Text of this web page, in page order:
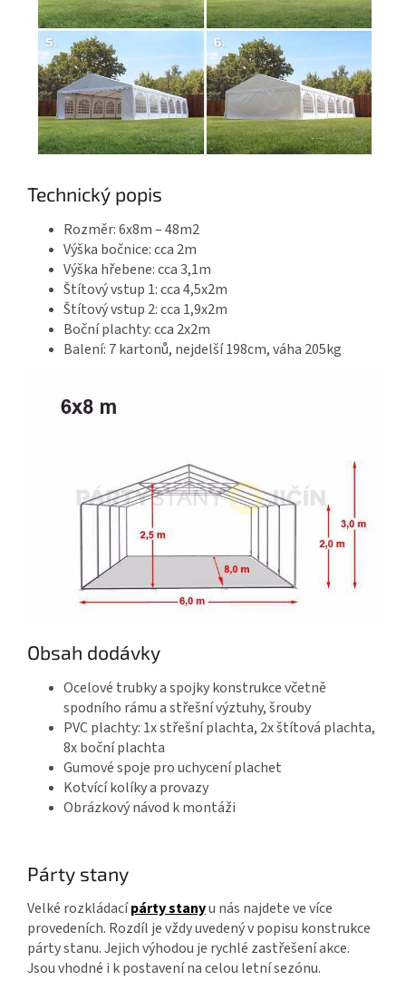
Technický popis
Rozměr: 6x8m – 48m2
Výška bočnice: cca 2m
Výška hřebene: cca 3,1m
Štítový vstup 1: cca 4,5x2m
Štítový vstup 2: cca 1,9x2m
Boční plachty: cca 2x2m
Balení: 7 kartonů, nejdelší 198cm, váha 205kg
Obsah dodávky
Ocelové trubky a spojky konstrukce včetně
spodního rámu a střešní výztuhy, šrouby
PVC plachty: 1x střešní plachta, 2x štítová plachta,
8x boční plachta
Gumové spoje pro uchycení plachet
Kotvící kolíky a provazy
Obrázkový návod k montáži
Párty stany
Velké rozkládacípárty stanyu nás najdete ve více
provedeních. Rozdíl je vždy uvedený v popisu konstrukce
párty stanu. Jejich výhodou je rychlé zastřešení akce.
Jsou vhodné i k postavení na celou letní sezónu.